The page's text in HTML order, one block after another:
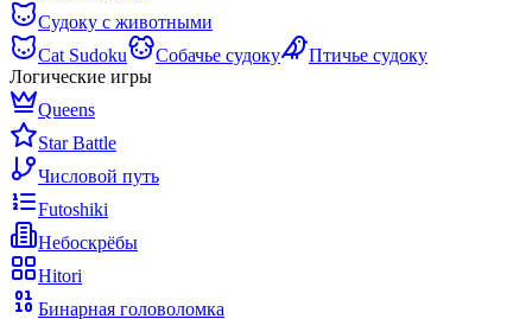
Судоку с животными
Cat Sudoku
Собачье судоку
Птичье судоку
Логические игры
Queens
Star Battle
Числовой путь
Futoshiki
Небоскрёбы
Hitori
Бинарная головоломка